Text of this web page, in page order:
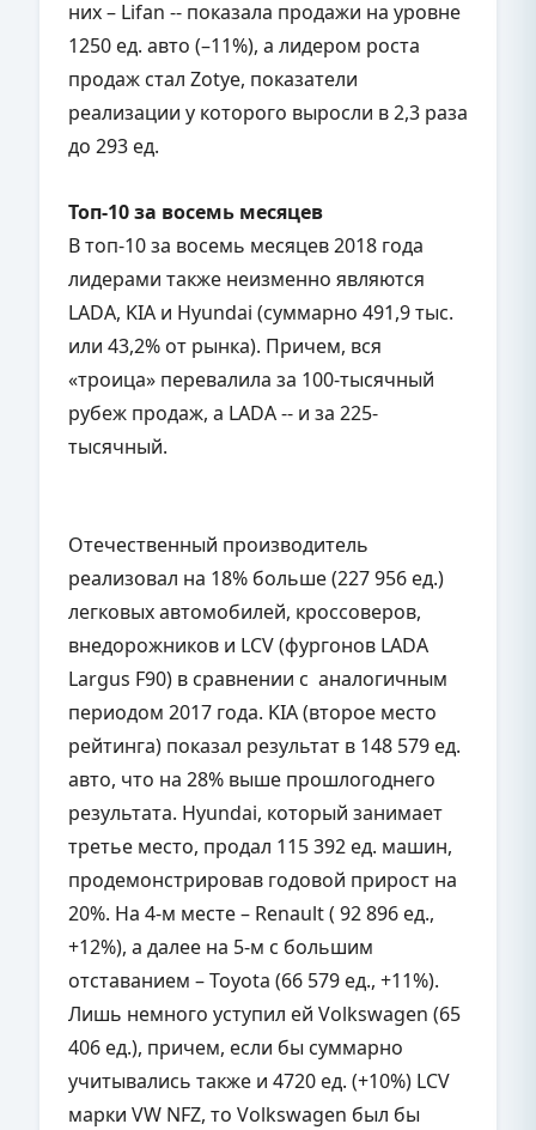
них – Lifan -- показала продажи на уровне
1250 ед. авто (–11%), а лидером роста
продаж стал Zotye, показатели
реализации у которого выросли в 2,3 раза
до 293 ед.
Топ-10 за восемь месяцев
В топ-10 за восемь месяцев 2018 года
лидерами также неизменно являются
LADA, KIA и Hyundai (суммарно 491,9 тыс.
или 43,2% от рынка). Причем, вся
«троица» перевалила за 100-тысячный
рубеж продаж, а LADA -- и за 225-
тысячный.
Отечественный производитель
реализовал на 18% больше (227 956 ед.)
легковых автомобилей, кроссоверов,
внедорожников и LCV (фургонов LADA
Largus F90) в сравнении с аналогичным
периодом 2017 года. KIA (второе место
рейтинга) показал результат в 148 579 ед.
авто, что на 28% выше прошлогоднего
результата. Hyundai, который занимает
третье место, продал 115 392 ед. машин,
продемонстрировав годовой прирост на
20%. На 4-м месте – Renault ( 92 896 ед.,
+12%), а далее на 5-м с большим
отставанием – Toyota (66 579 ед., +11%).
Лишь немного уступил ей Volkswagen (65
406 ед.), причем, если бы суммарно
учитывались также и 4720 ед. (+10%) LCV
марки VW NFZ, то Volkswagen был бы